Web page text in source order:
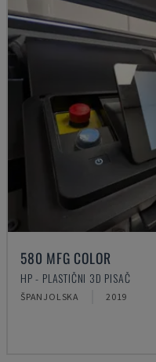
580 MFG COLOR
HP - PLASTIČNI 3D PISAČ
ŠPANJOLSKA 2019